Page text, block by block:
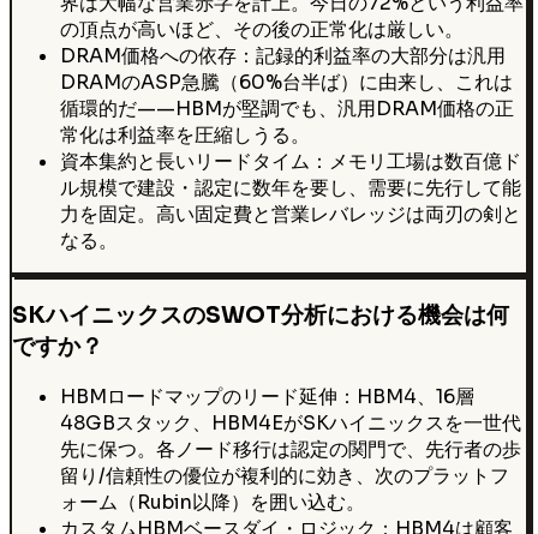
の頂点が高いほど、その後の正常化は厳しい。
DRAM価格への依存：記録的利益率の大部分は汎用
DRAMのASP急騰（60%台半ば）に由来し、これは
循環的だ——HBMが堅調でも、汎用DRAM価格の正
常化は利益率を圧縮しうる。
資本集約と長いリードタイム：メモリ工場は数百億ド
ル規模で建設・認定に数年を要し、需要に先行して能
力を固定。高い固定費と営業レバレッジは両刃の剣と
なる。
SKハイニックスのSWOT分析における機会は何
ですか？
HBMロードマップのリード延伸：HBM4、16層
48GBスタック、HBM4EがSKハイニックスを一世代
先に保つ。各ノード移行は認定の関門で、先行者の歩
留り/信頼性の優位が複利的に効き、次のプラットフ
ォーム（Rubin以降）を囲い込む。
カスタムHBMベースダイ・ロジック：HBM4は顧客